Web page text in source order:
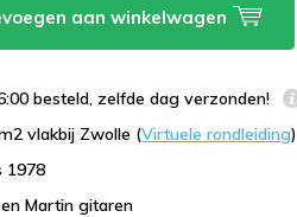
aan winkelwagen
besteld, zelfde dag verzonden!
vlakbij Zwolle (Virtuele rondleiding)
1978
Martin gitaren